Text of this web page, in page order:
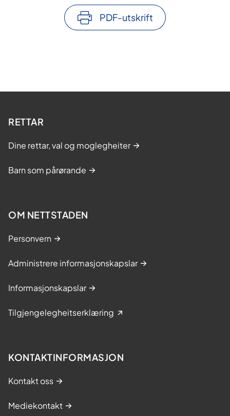
PDF-utskrift
RETTAR
Dine rettar, val og moglegheiter
Barn som pårørande
OM NETTSTADEN
Personvern
Administrere informasjonskapslar
Informasjonskapslar
Tilgjengelegheitserklæring
KONTAKTINFORMASJON
Kontakt oss
Mediekontakt